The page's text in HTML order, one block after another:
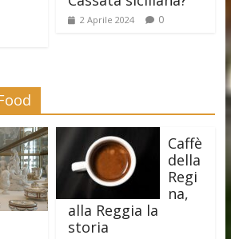
2 Aprile 2024 0
Caffè
della
Regi
na,
alla Reggia la
storia